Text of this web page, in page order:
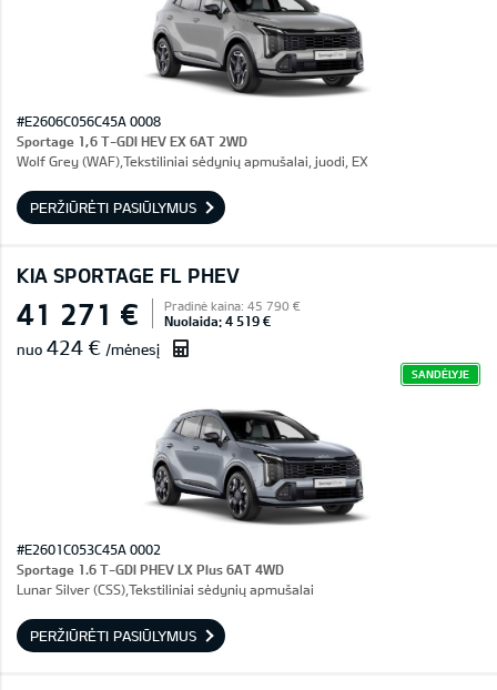
#E2606C056C45A 0008
Sportage 1,6 T-GDI HEV EX 6AT 2WD
Wolf Grey (WAF),Tekstiliniai sėdynių apmušalai, juodi, EX
PERŽIŪRĖTI PASIŪLYMUS
KIA SPORTAGE FL PHEV
41 271 € Pradinė kaina: 45 790 €
Nuolaida: 4 519 €
nuo 424 € /mėnesį
SANDĖLYJE
#E2601C053C45A 0002
Sportage 1.6 T-GDI PHEV LX Plus 6AT 4WD
Lunar Silver (CSS),Tekstiliniai sėdynių apmušalai
PERŽIŪRĖTI PASIŪLYMUS